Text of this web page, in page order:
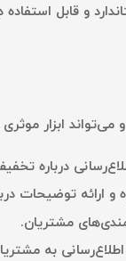
و قابل
ابزار
درباره
و ارائه توضیحات
مشتریان.
اطلاع‌رسانی به